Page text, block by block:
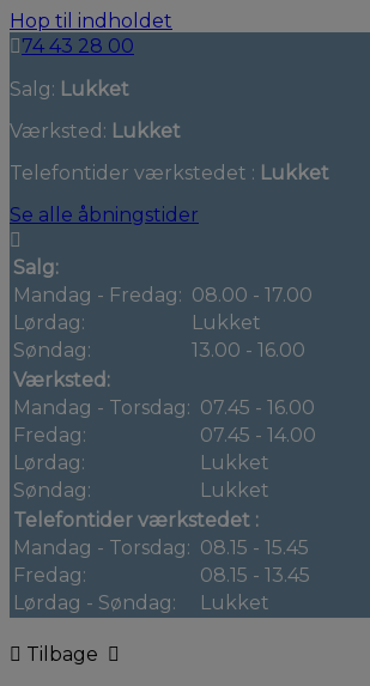
Hop til indholdet
74 43 28 00
Salg: Lukket
Værksted: Lukket
Telefontider værkstedet : Lukket
Se alle åbningstider
Salg:
Mandag - Fredag: 08.00 - 17.00
Lørdag:
Lukket
Søndag:
13.00 - 16.00
Værksted:
Mandag - Torsdag: 07.45 - 16.00
Fredag:
07.45 - 14.00
Lørdag:
Lukket
Søndag:
Lukket
Telefontider værkstedet :
Mandag - Torsdag: 08.15 - 15.45
Fredag:
08.15 - 13.45
Lørdag - Søndag:
Lukket
Tilbage